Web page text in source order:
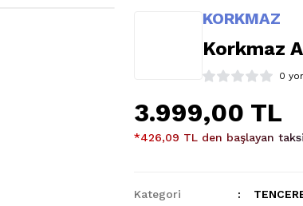
KORKMAZ
Korkmaz
0
3.999,00 TL
*426,09 TL den başlayan
Kategori